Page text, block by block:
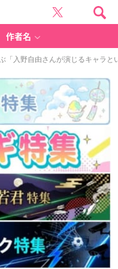
作者名
「入野自由さんが演じるキャラ